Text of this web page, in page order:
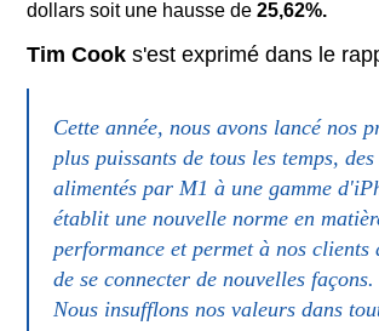
dollars soit une hausse de 25,62%.
Tim Cook s'est exprimé dans le
Cette année, nous avons lancé nos
plus puissants de tous les temps,
alimentés par M1 à une gamme
établit une nouvelle norme en
performance et permet à nos clients
de se connecter de nouvelles façons.
Nous insufflons nos valeurs dans